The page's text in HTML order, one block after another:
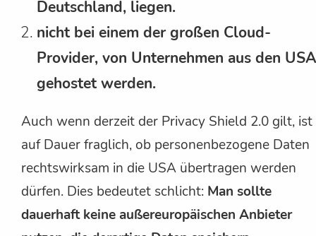
Deutschland, liegen.
nicht bei einem der großen Cloud-
Provider, von Unternehmen aus den
gehostet werden.
Auch wenn derzeit der Privacy Shield 2.0 gilt, ist
auf Dauer fraglich, ob personenbezogene Daten
rechtswirksam in die USA übertragen werden
dürfen. Dies bedeutet schlicht: Man sollte
dauerhaft keine außereuropäischen Anbieter